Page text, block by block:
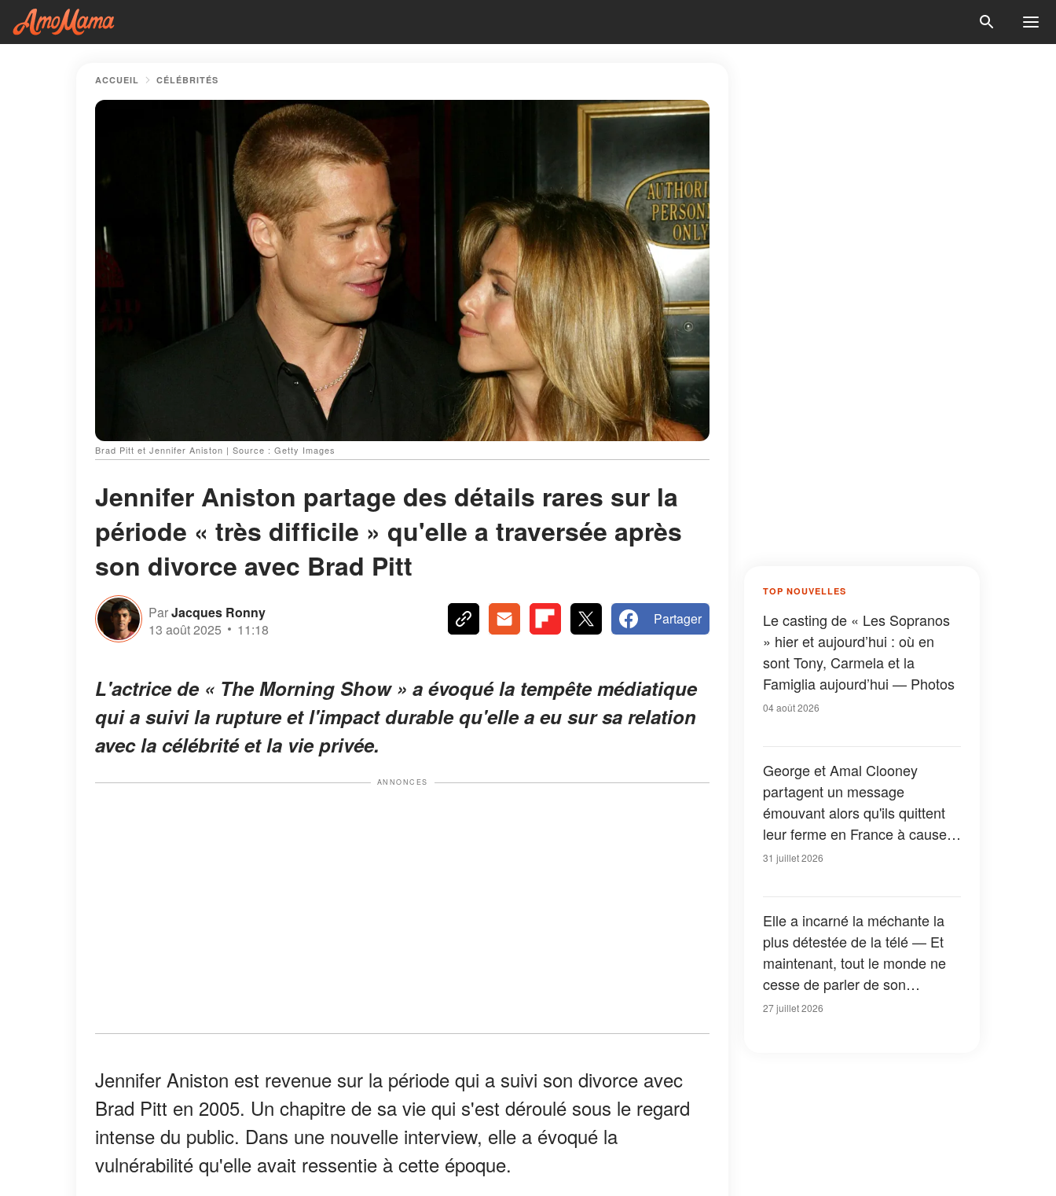
ACCUEIL CÉLÉBRITÉS
Brad Pitt et Jennifer Aniston | Source : Getty Images
Jennifer Aniston partage des détails rares sur la
période « très difficile » qu'elle a traversée après
son divorce avec Brad Pitt
ParJacques Ronny
13 août 2025
11:18
Partager
L'actrice de « The Morning Show » a évoqué la tempête médiatique
qui a suivi la rupture et l'impact durable qu'elle a eu sur sa relation
avec la célébrité et la vie privée.
ANNONCES
Jennifer Aniston est revenue sur la période qui a suivi son divorce avec
Brad Pitt en 2005. Un chapitre de sa vie qui s'est déroulé sous le regard
intense du public. Dans une nouvelle interview, elle a évoqué la
vulnérabilité qu'elle avait ressentie à cette époque.
TOP NOUVELLES
Le casting de « Les Sopranos
» hier et aujourd’hui : où en
sont Tony, Carmela et la
Famiglia aujourd’hui — Photos
04 août 2026
George et Amal Clooney
partagent un message
émouvant alors qu'ils quittent
leur ferme en France à cause
des feux de forêt — Tous les
31 juillet 2026
Elle a incarné la méchante la
plus détestée de la télé — Et
maintenant, tout le monde ne
cesse de parler de son
apparition dans la nouvelle
27 juillet 2026